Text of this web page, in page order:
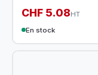
CHF 5.08HT
En stock